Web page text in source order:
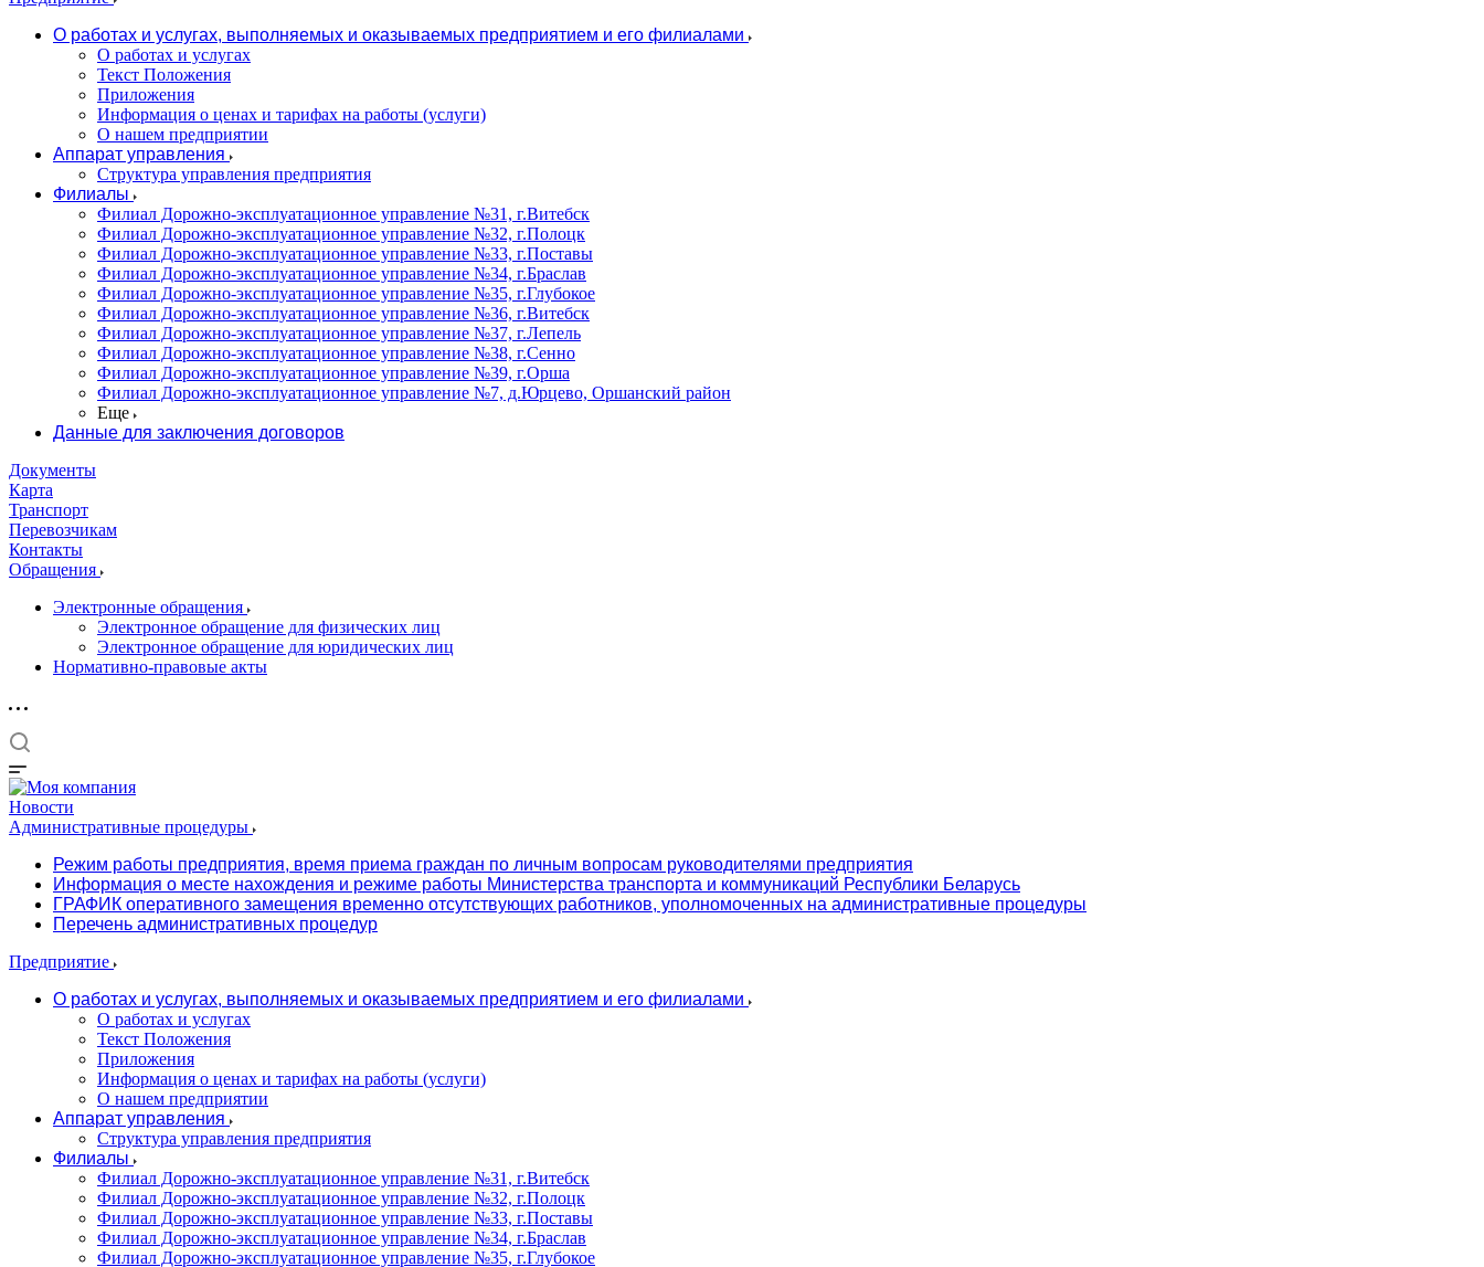
О работах и услугах, выполняемых и оказываемых предприятием и его филиалами
О работах и услугах
Текст Положения
Приложения
Информация о ценах и тарифах на работы (услуги)
О нашем предприятии
Аппарат управления
Структура управления предприятия
Филиалы
Филиал Дорожно-эксплуатационное управление №31, г.Витебск
Филиал Дорожно-эксплуатационное управление №32, г.Полоцк
Филиал Дорожно-эксплуатационное управление №33, г.Поставы
Филиал Дорожно-эксплуатационное управление №34, г.Браслав
Филиал Дорожно-эксплуатационное управление №35, г.Глубокое
Филиал Дорожно-эксплуатационное управление №36, г.Витебск
Филиал Дорожно-эксплуатационное управление №37, г.Лепель
Филиал Дорожно-эксплуатационное управление №38, г.Сенно
Филиал Дорожно-эксплуатационное управление №39, г.Орша
Филиал Дорожно-эксплуатационное управление №7, д.Юрцево, Оршанский район
Еще
Данные для заключения договоров
Документы
Карта
Транспорт
Перевозчикам
Контакты
Обращения
Электронные обращения
Электронное обращение для физических лиц
Электронное обращение для юридических лиц
Нормативно-правовые акты
Новости
Административные процедуры
Режим работы предприятия, время приема граждан по личным вопросам руководителями предприятия
Информация о месте нахождения и режиме работы Министерства транспорта и коммуникаций Республики Беларусь
ГРАФИК оперативного замещения временно отсутствующих работников, уполномоченных на административные процедуры
Перечень административных процедур
Предприятие
О работах и услугах, выполняемых и оказываемых предприятием и его филиалами
О работах и услугах
Текст Положения
Приложения
Информация о ценах и тарифах на работы (услуги)
О нашем предприятии
Аппарат управления
Структура управления предприятия
Филиалы
Филиал Дорожно-эксплуатационное управление №31, г.Витебск
Филиал Дорожно-эксплуатационное управление №32, г.Полоцк
Филиал Дорожно-эксплуатационное управление №33, г.Поставы
Филиал Дорожно-эксплуатационное управление №34, г.Браслав
Филиал Дорожно-эксплуатационное управление №35, г.Глубокое